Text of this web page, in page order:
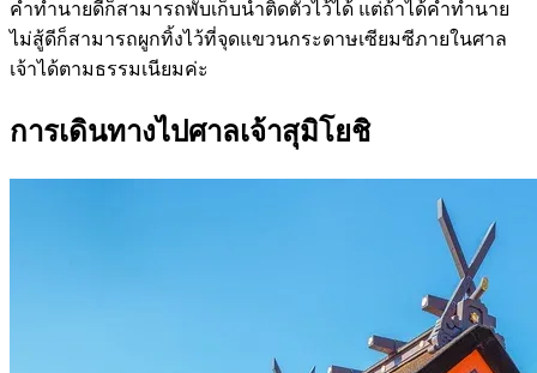
คำทำนายดีก็สามารถพับเก็บนำติดตัวไว้ได้ แต่ถ้าได้คำทำนาย
ไม่สู้ดีก็สามารถผูกทิ้งไว้ที่จุดแขวนกระดาษเซียมซีภายในศาล
เจ้าได้ตามธรรมเนียมค่ะ
การเดินทางไปศาลเจ้าสุมิโยชิ